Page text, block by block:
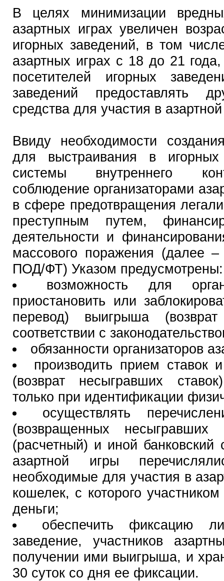
В целях минимизации
азартных играх увеличен
игорных заведений, в том
азартных играх с 18 до 21
посетителей игорных
заведений предоставлять
средства для участия в
Ввиду необходимости
для выстраивания в
системы внутреннего
соблюдение организаторами
в сфере предотвращения
преступным путем,
деятельности и
массового поражения (далее
ПОД/ФТ) Указом предусмотрены:
возможность для
приостановить или
перевод) выигрыша
соответствии с
обязанности организаторов
производить прием
(возврат несыгравших
только при идентификации
осуществлять
(возвращенных
(расчетный) и иной банковский
азартной игры
необходимые для участия в
кошелек, с которого
деньги;
обеспечить фиксацию
заведение, участников
получении ими выигрыша, и
30 суток со дня ее фиксации.